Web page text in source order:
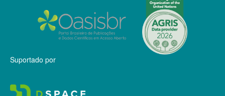
Suportado por